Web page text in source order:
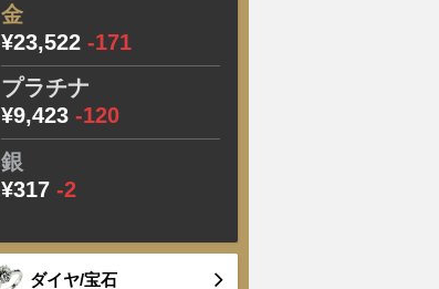
金
¥23,522 -171
プラチナ
¥9,423 -120
銀
¥317 -2
ダイヤ/宝石